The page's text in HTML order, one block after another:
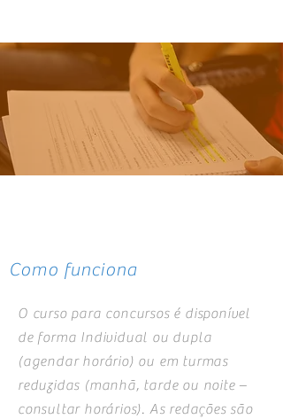
Como funciona
O curso para concursos é disponível
de forma Individual ou dupla
(agendar horário) ou em turmas
reduzidas (manhã, tarde ou noite –
consultar horários). As redações são